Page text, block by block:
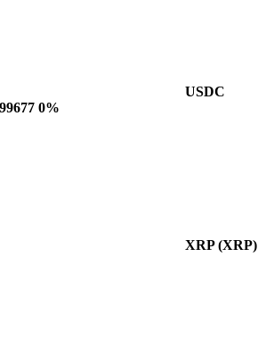
USDC
0%
XRP(XRP)